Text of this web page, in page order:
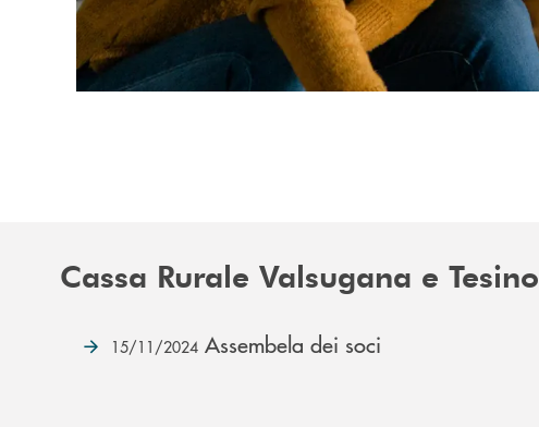
Cassa Rurale Valsugana e Tesino
15/11/2024 Assembela dei soci